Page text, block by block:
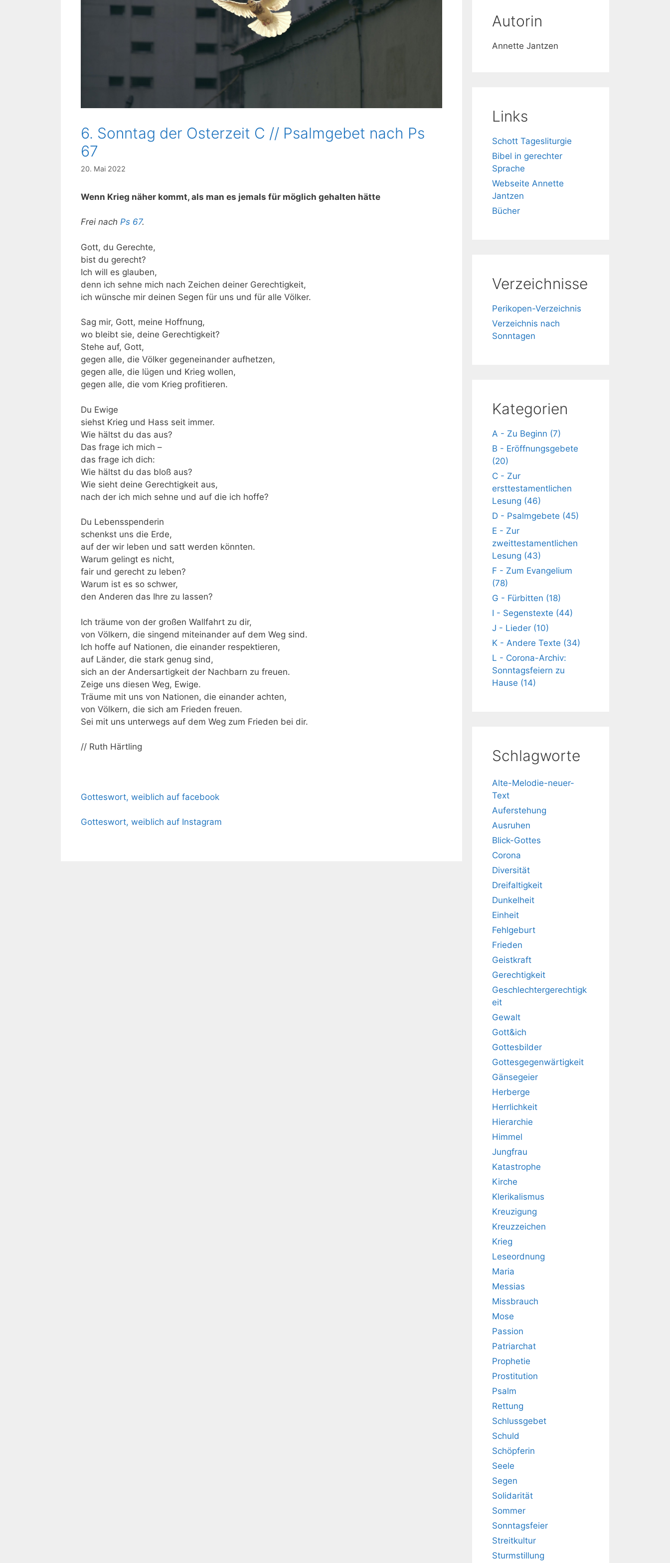
6. Sonntag der Osterzeit C // Psalmgebet nach Ps
67
20. Mai 2022
Wenn Krieg näher kommt, als man es jemals für möglich gehalten hätte
Frei nach Ps 67.
Gott, du Gerechte,
bist du gerecht?
Ich will es glauben,
denn ich sehne mich nach Zeichen deiner Gerechtigkeit,
ich wünsche mir deinen Segen für uns und für alle Völker.
Sag mir, Gott, meine Hoffnung,
wo bleibt sie, deine Gerechtigkeit?
Stehe auf, Gott,
gegen alle, die Völker gegeneinander aufhetzen,
gegen alle, die lügen und Krieg wollen,
gegen alle, die vom Krieg profitieren.
Du Ewige
siehst Krieg und Hass seit immer.
Wie hältst du das aus?
Das frage ich mich –
das frage ich dich:
Wie hältst du das bloß aus?
Wie sieht deine Gerechtigkeit aus,
nach der ich mich sehne und auf die ich hoffe?
Du Lebensspenderin
schenkst uns die Erde,
auf der wir leben und satt werden könnten.
Warum gelingt es nicht,
fair und gerecht zu leben?
Warum ist es so schwer,
den Anderen das Ihre zu lassen?
Ich träume von der großen Wallfahrt zu dir,
von Völkern, die singend miteinander auf dem Weg sind.
Ich hoffe auf Nationen, die einander respektieren,
auf Länder, die stark genug sind,
sich an der Andersartigkeit der Nachbarn zu freuen.
Zeige uns diesen Weg, Ewige.
Träume mit uns von Nationen, die einander achten,
von Völkern, die sich am Frieden freuen.
Sei mit uns unterwegs auf dem Weg zum Frieden bei dir.
// Ruth Härtling
Gotteswort, weiblich auf facebook
Gotteswort, weiblich auf Instagram
Autorin
Annette Jantzen
Links
Schott Tagesliturgie
Bibel in gerechter
Sprache
Webseite Annette
Jantzen
Bücher
Verzeichnisse
Perikopen-Verzeichnis
Verzeichnis nach
Sonntagen
Kategorien
A - Zu Beginn (7)
B - Eröffnungsgebete
(20)
C - Zur
ersttestamentlichen
Lesung (46)
D - Psalmgebete (45)
E - Zur
zweittestamentlichen
Lesung (43)
F - Zum Evangelium
(78)
G - Fürbitten (18)
I - Segenstexte (44)
J - Lieder (10)
K - Andere Texte (34)
L - Corona-Archiv:
Sonntagsfeiern zu
Hause (14)
Schlagworte
Alte-Melodie-neuer-
Text
Auferstehung
Ausruhen
Blick-Gottes
Corona
Diversität
Dreifaltigkeit
Dunkelheit
Einheit
Fehlgeburt
Frieden
Geistkraft
Gerechtigkeit
Geschlechtergerechtigk
eit
Gewalt
Gott&ich
Gottesbilder
Gottesgegenwärtigkeit
Gänsegeier
Herberge
Herrlichkeit
Hierarchie
Himmel
Jungfrau
Katastrophe
Kirche
Klerikalismus
Kreuzigung
Kreuzzeichen
Krieg
Leseordnung
Maria
Messias
Missbrauch
Mose
Passion
Patriarchat
Prophetie
Prostitution
Psalm
Rettung
Schlussgebet
Schuld
Schöpferin
Seele
Segen
Solidarität
Sommer
Sonntagsfeier
Streitkultur
Sturmstillung